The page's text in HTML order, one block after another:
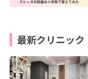
最新クリニック